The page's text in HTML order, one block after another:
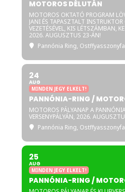
MOTOROS DÉLUTÁN
MOTOROS OKTATÓ PROGRAM
JANI ÉS TAPASZTALT INSTRUKTOR
VEZETÉSÉVEL, KIS LÉTSZÁMBAN,
2026. AUGUSZTUS 23-ÁN!
Pannónia Ring,
24
AUG
MINDEN JEGY ELKELT!
PANNÓNIA-RING /
MOTOROS PÁLYANAP A
VERSENYPÁLYÁN, 2026.
Pannónia Ring,
25
AUG
MINDEN JEGY ELKELT!
PANNÓNIA-RING /